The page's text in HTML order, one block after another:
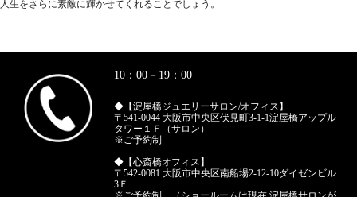
人生をさらに素敵に輝かせてくれることでしょう。
10：00－19：00
◆【淀屋橋ジュエリーサロン/オフィス】
〒541-0044 大阪市中央区伏見町3-1-1淀屋橋アップル
タワー１Ｆ（サロン）
※ご予約制
◆【心斎橋オフィス】
〒542-0081 大阪市中央区南船場2-12-10ダイゼンビル
3Ｆ